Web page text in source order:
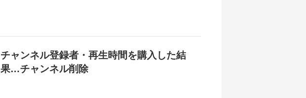
チャンネル登録者・再生時間を購入した結
果…チャンネル削除